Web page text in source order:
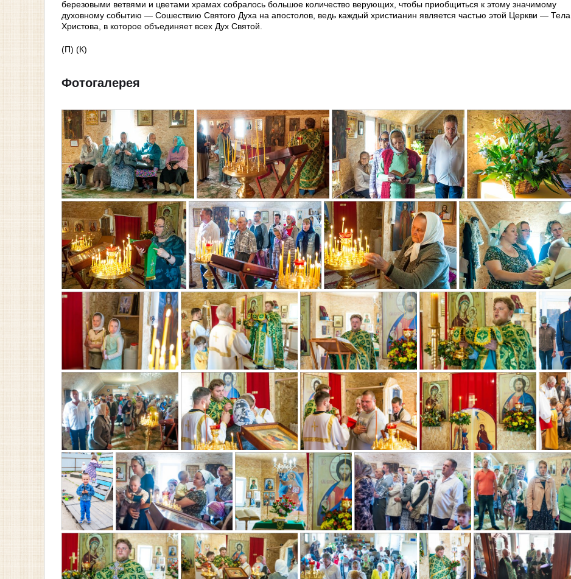
березовыми ветвями и цветами храмах собралось большое количество верующих, чтобы приобщиться к этому значимому
духовному событию — Сошествию Святого Духа на апостолов, ведь каждый христианин является частью этой Церкви — Тела
Христова, в которое объединяет всех Дух Святой.
(П) (К)
Фотогалерея